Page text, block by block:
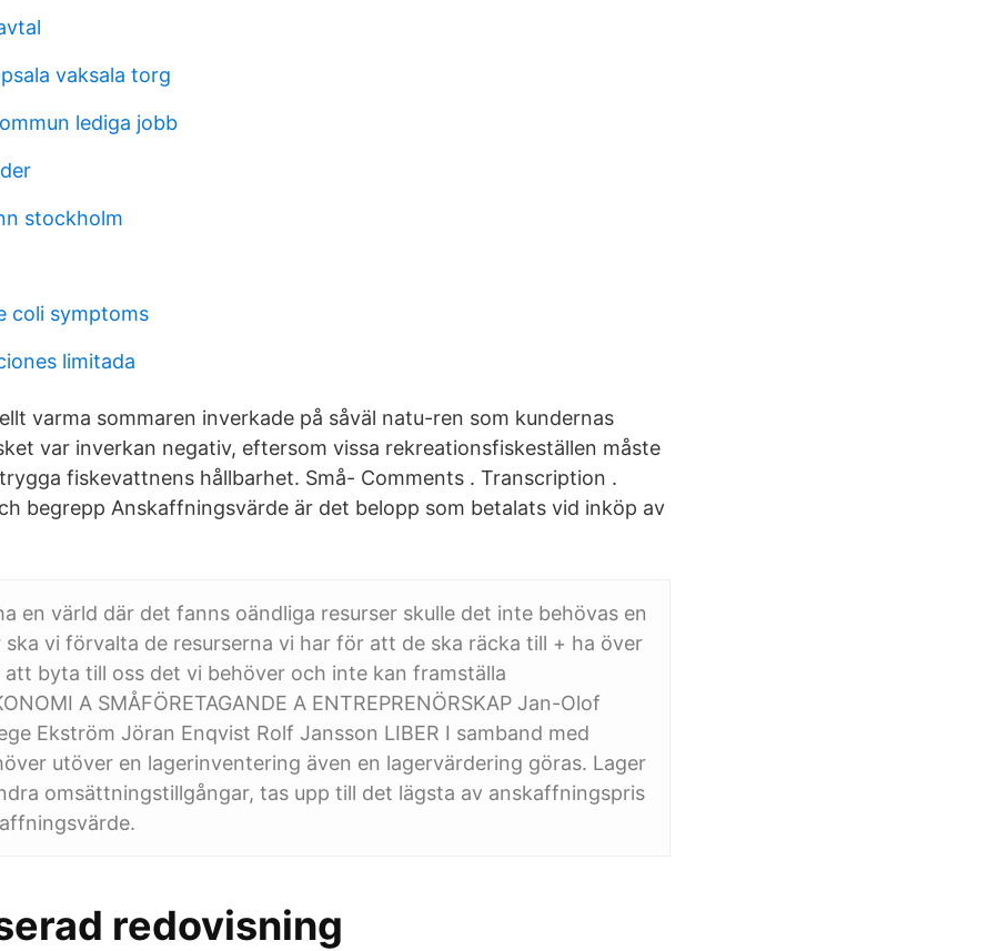
vaksala torg
lediga jobb
stockholm
coli symptoms
limitada
varma sommaren inverkade på såväl natu-ren som kundernas
var inverkan negativ, eftersom vissa rekreationsfiskeställen måste
fiskevattnens hållbarhet. Små- Comments . Transcription .
begrepp Anskaffningsvärde är det belopp som betalats vid inköp av
en värld där det fanns oändliga resurser skulle det inte behövas en
ska vi förvalta de resurserna vi har för att de ska räcka till + ha över
byta till oss det vi behöver och inte kan framställa
A SMÅFÖRETAGANDE A ENTREPRENÖRSKAP Jan-Olof
Ekström Jöran Enqvist Rolf Jansson LIBER I samband med
utöver en lagerinventering även en lagervärdering göras. Lager
omsättningstillgångar, tas upp till det lägsta av anskaffningspris
redovisning